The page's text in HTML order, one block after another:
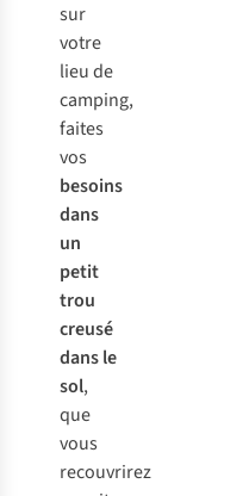
sur
votre
lieu de
camping,
faites
vos
besoins
dans
un
petit
trou
creusé
dans le
sol,
que
vous
recouvrirez